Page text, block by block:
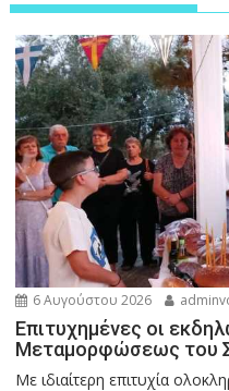
6 Αυγούστου 2026
Επιτυχημένες οι
Μεταμορφώσεως του
Με ιδιαίτερη επιτυχία